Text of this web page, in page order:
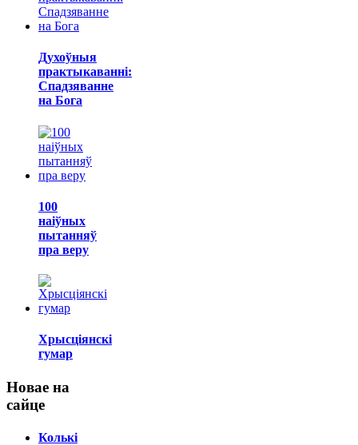
Духоўныя
практыкаванні:
Спадзяванне
на Бога
100
наіўных
пытанняў
пра веру
Хрысціянскі
гумар
Новае на
сайце
Колькі